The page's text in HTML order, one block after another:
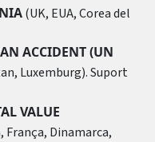
(UK, EUA, Corea del
ACCIDENT (UN
Luxemburg). Suport
VALUE
França, Dinamarca,